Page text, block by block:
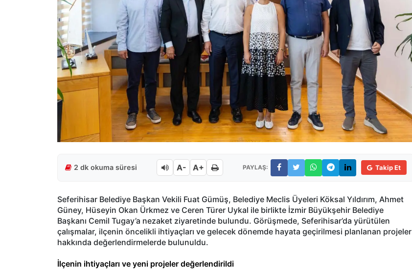
2 dk okuma süresi A- A+ PAYLAŞ: Takip Et
Seferihisar Belediye Başkan Vekili Fuat Gümüş, Belediye Meclis Üyeleri Köksal Yıldırım, Ahmet
Güney, Hüseyin Okan Ürkmez ve Ceren Türer Uykal ile birlikte İzmir Büyükşehir Belediye
Başkanı Cemil Tugay’a nezaket ziyaretinde bulundu. Görüşmede, Seferihisar’da yürütülen
çalışmalar, ilçenin öncelikli ihtiyaçları ve gelecek dönemde hayata geçirilmesi planlanan projeler
hakkında değerlendirmelerde bulunuldu.
İlçenin ihtiyaçları ve yeni projeler değerlendirildi